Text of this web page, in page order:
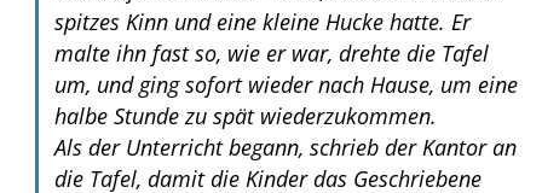
spitzes Kinn und eine kleine Hucke hatte. Er
malte ihn fast so, wie er war, drehte die Tafel
um, und ging sofort wieder nach Hause, um eine
halbe Stunde zu spät wiederzukommen.
Als der Unterricht begann, schrieb der Kantor an
die Tafel, damit die Kinder das Geschriebene